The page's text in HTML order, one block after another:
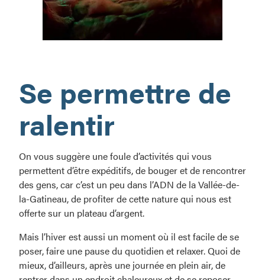
Se permettre de
ralentir
On vous suggère une foule d’activités qui vous
permettent d’être expéditifs, de bouger et de rencontrer
des gens, car c’est un peu dans l’ADN de la Vallée-de-
la-Gatineau, de profiter de cette nature qui nous est
offerte sur un plateau d’argent.
Mais l’hiver est aussi un moment où il est facile de se
poser, faire une pause du quotidien et relaxer. Quoi de
mieux, d’ailleurs, après une journée en plein air, de